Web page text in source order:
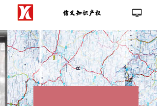
首页
公司介绍
新闻中心
客户案例
联系我们
넡